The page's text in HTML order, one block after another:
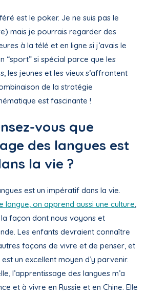
est le poker. Je ne suis pas le
mais je pourrais regarder des
à la télé et en ligne si j’avais le
“sport” si spécial parce que les
les jeunes et les vieux s’affrontent
de la stratégie
est fascinante !
vous que
des langues est
la vie ?
est un impératif dans la vie.
langue, on apprend aussi une culture
façon dont nous voyons et
Les enfants devraient connaître
façons de vivre et de penser, et
un excellent moyen d’y parvenir.
l’apprentissage des langues m’a
et à vivre en Russie et en Chine. Elle